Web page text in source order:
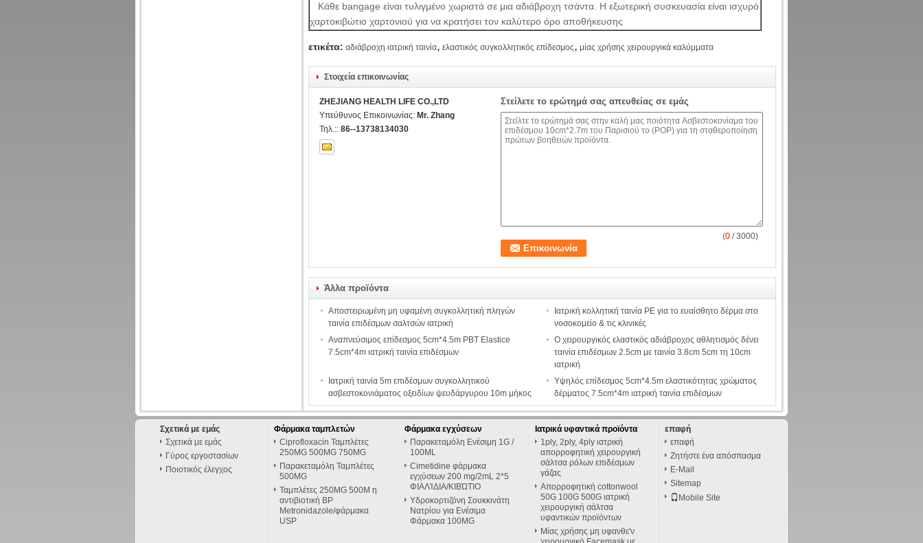
Κάθε bangage είναι τυλιγμένο χωριστά σε μια αδιάβροχη τσάντα. Η εξωτερική συσκευασία είναι ισχυρό
χαρτοκιβώτιο χαρτονιού για να κρατήσει τον καλύτερο όρο αποθήκευσης
ετικέτα: αδιάβροχη ιατρική ταινία, ελαστικός συγκολλητικός επίδεσμος, μίας χρήσης χειρουργικά καλύμματα
Στοιχεία επικοινωνίας
ZHEJIANG HEALTH LIFE CO.,LTD
Υπεύθυνος Επικοινωνίας: Mr. Zhang
Τηλ.:: 86--13738134030
Στείλετε το ερώτημά σας απευθείας σε εμάς
(0 / 3000)
Άλλα προϊόντα
Αποστειρωμένη μη υφαμένη συγκολλητική πληγών
ταινία επιδέσμων σαλτσών ιατρική
Ιατρική κολλητική ταινία PE για το ευαίσθητο δέρμα στο
νοσοκομείο & τις κλινικές
Αναπνεύσιμος επίδεσμος 5cm*4.5m PBT Elastice
7.5cm*4m ιατρική ταινία επιδέσμων
Ο χειρουργικός ελαστικός αδιάβροχος αθλητισμός δένει
ταινία επιδέσμων 2.5cm με ταινία 3.8cm 5cm τη 10cm
ιατρική
Ιατρική ταινία 5m επιδέσμων συγκολλητικού
ασβεστοκονιάματος οξειδίων ψευδάργυρου 10m μήκος
Υψηλός επίδεσμος 5cm*4.5m ελαστικότητας χρώματος
δέρματος 7.5cm*4m ιατρική ταινία επιδέσμων
Σχετικά με εμάς
Σχετικά με εμάς
Γύρος εργοστασίων
Ποιοτικός έλεγχος
Φάρμακα ταμπλετών
Ciprofloxacin Ταμπλέτες
250MG 500MG 750MG
Παρακεταμόλη Ταμπλέτες
500MG
Ταμπλέτες 250MG 500M η
αντιβιοτική BP
Metronidazole/φάρμακα
USP
Φάρμακα εγχύσεων
Παρακεταμόλη Ενέσιμη 1G /
100ML
Cimetidine φάρμακα
εγχύσεων 200 mg/2mL 2*5
ΦΙΑΛΊΔΙΑ/ΚΙΒΏΤΙΟ
Υδροκορτιζόνη Σουκκινάτη
Νατρίου για Ενέσιμα
Φάρμακα 100MG
Ιατρικά υφαντικά προϊόντα
1ply, 2ply, 4ply ιατρική
απορροφητική χειρουργική
σάλτσα ρόλων επιδέσμων
γάζας
Απορροφητική cottonwool
50G 100G 500G ιατρική
χειρουργική σάλτσα
υφαντικών προϊόντων
Μίας χρήσης μη υφανθε'ν
επαφή
επαφή
Ζητήστε ένα απόσπασμα
E-Mail
Sitemap
Mobile Site